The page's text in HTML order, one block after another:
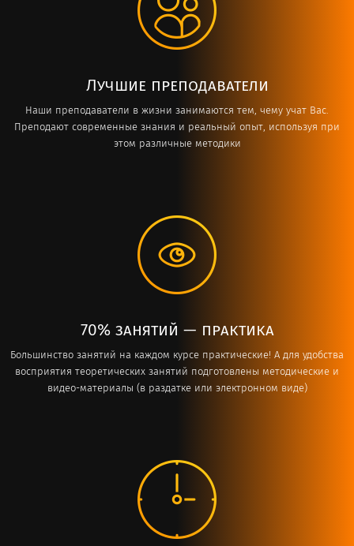
Лучшие преподаватели
Наши преподаватели в жизни занимаются тем, чему учат Вас.
Преподают современные знания и реальный опыт, используя при
этом различные методики
70% занятий — практика
Большинство занятий на каждом курсе практические! А для удобства
восприятия теоретических занятий подготовлены методические и
видео-материалы (в раздатке или электронном виде)